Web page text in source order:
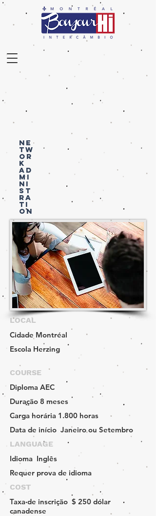
NE
TW
OR
K
AD
MI
NI
ST
RA
TI
ON
LOCAL
Cidade Montréal
Escola Herzing
COURSE
Diploma AEC
Duração 8 meses
Carga horária 1.800 horas
Data de início Janeiro ou Setembro
LANGUAGE
Idioma Inglês
Requer prova de idioma
COST
Taxa de inscrição $ 250 dólar
canadense